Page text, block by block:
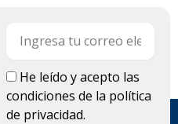
LOPDHe leído y acepto las
condiciones de la política
de privacidad.